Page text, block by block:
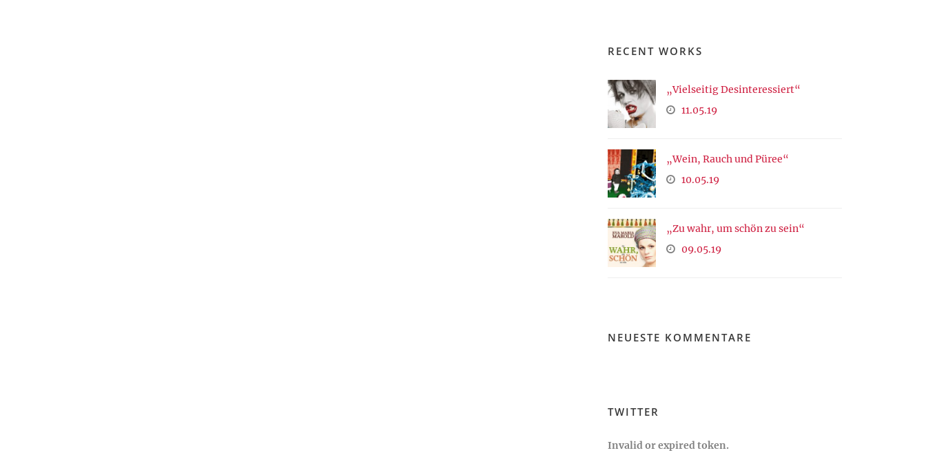
RECENT WORKS
„Vielseitig Desinteressiert“
11.05.19
„Wein, Rauch und Püree“
10.05.19
„Zu wahr, um schön zu sein“
09.05.19
NEUESTE KOMMENTARE
TWITTER
Invalid or expired token.